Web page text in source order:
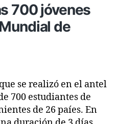
700 jóvenes
de
se realizó en el antel
700 estudiantes de
de 26 paíes. En